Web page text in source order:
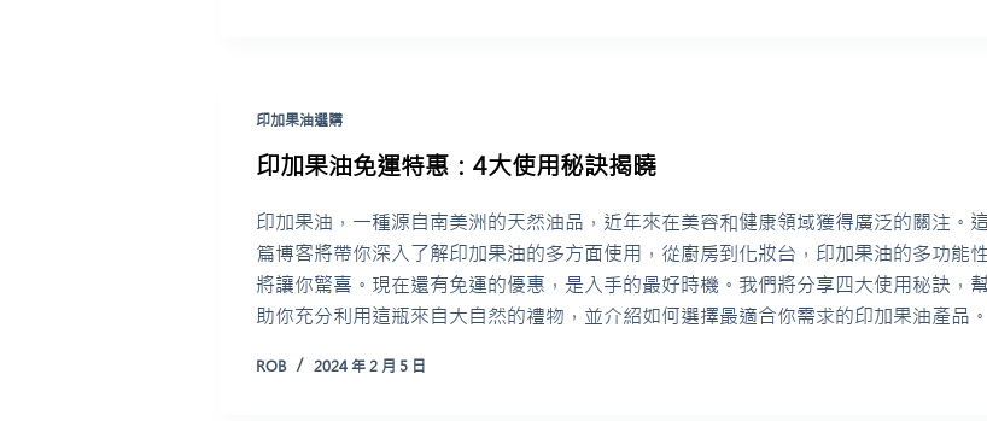
印加果油選購
印加果油免運特惠：4大使用秘訣揭曉
印加果油，一種源自南美洲的天然油品，近年來在美容和健康領域獲得廣泛的關注。這
篇博客將帶你深入了解印加果油的多方面使用，從廚房到化妝台，印加果油的多功能性
將讓你驚喜。現在還有免運的優惠，是入手的最好時機。我們將分享四大使用秘訣，幫
助你充分利用這瓶來自大自然的禮物，並介紹如何選擇最適合你需求的印加果油產品。
ROB 2024 年 2 月 5 日